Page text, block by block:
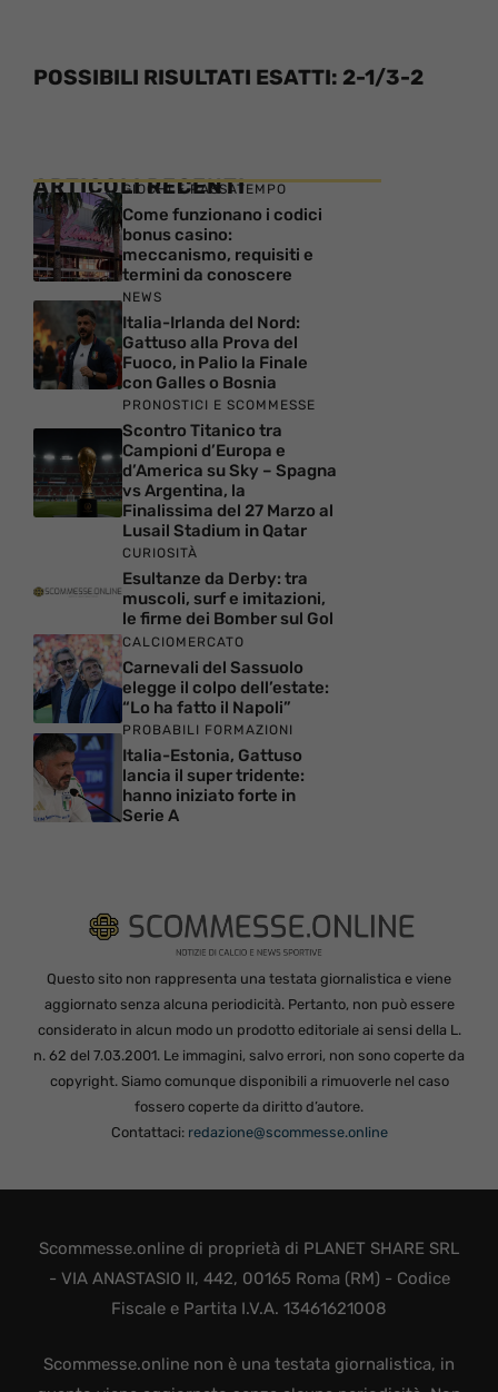
POSSIBILI RISULTATI ESATTI: 2-1/3-2
ARTICOLI RECENTI
GIOCHI E PASSATEMPO
Come funzionano i codici
bonus casino:
meccanismo, requisiti e
termini da conoscere
NEWS
Italia-Irlanda del Nord:
Gattuso alla Prova del
Fuoco, in Palio la Finale
con Galles o Bosnia
PRONOSTICI E SCOMMESSE
Scontro Titanico tra
Campioni d’Europa e
d’America su Sky – Spagna
vs Argentina, la
Finalissima del 27 Marzo al
Lusail Stadium in Qatar
CURIOSITÀ
Esultanze da Derby: tra
muscoli, surf e imitazioni,
le firme dei Bomber sul Gol
CALCIOMERCATO
Carnevali del Sassuolo
elegge il colpo dell’estate:
“Lo ha fatto il Napoli”
PROBABILI FORMAZIONI
Italia-Estonia, Gattuso
lancia il super tridente:
hanno iniziato forte in
Serie A
Questo sito non rappresenta una testata giornalistica e viene
aggiornato senza alcuna periodicità. Pertanto, non può essere
considerato in alcun modo un prodotto editoriale ai sensi della L.
n. 62 del 7.03.2001. Le immagini, salvo errori, non sono coperte da
copyright. Siamo comunque disponibili a rimuoverle nel caso
fossero coperte da diritto d’autore.
Contattaci: redazione@scommesse.online
Scommesse.online di proprietà di PLANET SHARE SRL
- VIA ANASTASIO II, 442, 00165 Roma (RM) - Codice
Fiscale e Partita I.V.A. 13461621008
Scommesse.online non è una testata giornalistica, in